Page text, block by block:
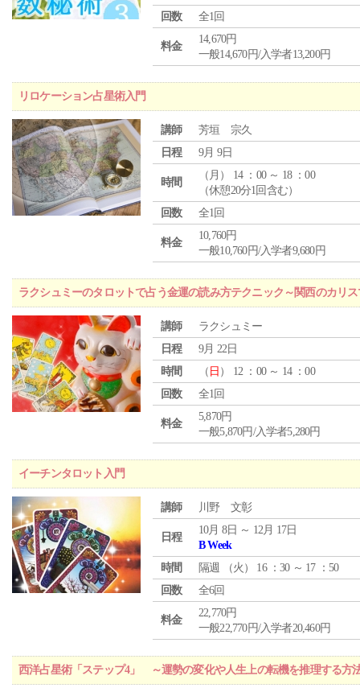
回数
全1回
料金
14,670円
一般14,670円/入学者13,200円
リロケーション占星術入門
講師
芳垣 宗久
日程
9月 9日
時間
（ 月 ） 14 ：00 ～ 18 ：00
（休憩20分1回含む）
回数
全1回
料金
10,760円
一般10,760円/入学者9,680円
ラクシュミーのタロットで占う金運の読み方テクニック～関西のカリ
講師
ラクシュミー
日程
9月 22日
時間
（ 日 ） 12 ：00 ～ 14 ：00
回数
全1回
料金
5,870円
一般5,870円/入学者5,280円
イーチンタロット入門
講師 川野 文彰
日程
10月 8日 ～ 12月 17日
B Week
時間
隔週 （火 ） 16 ：30 ～ 17 ：50
回数
全6回
料金
22,770円
一般22,770円/入学者20,460円
西洋占星術「ステップ4」 ～運勢の変化や人生上の転機を推理する方